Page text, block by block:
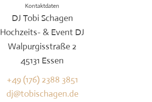
Kontaktdaten
DJ Tobi Schagen
Hochzeits- & Event DJ
Walpurgisstraße 2
45131 Essen
+49 (176) 2388 3851
dj@tobischagen.de